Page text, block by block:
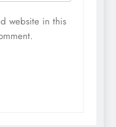
website in this